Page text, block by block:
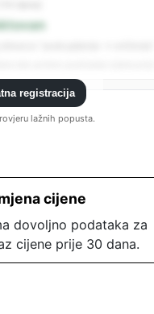
da vidite sve analitike.
registracija
lažnih popusta.
cijene
dovoljno podataka za
cijene prije 30 dana.